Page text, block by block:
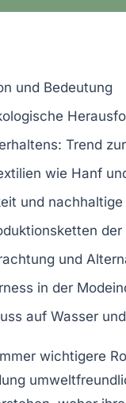
und Bedeutung
: Trend zur
wie Hanf
und
der
und
in der
auf Wasser
wichtigere